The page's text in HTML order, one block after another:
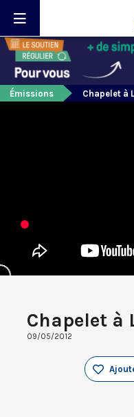
Émissions Chapelet à
Chapelet à
09/05/2012